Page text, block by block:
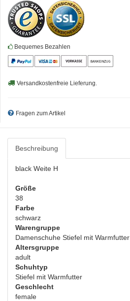
Bequemes Bezahlen
Versandkostenfreie Lieferung.
Fragen zum Artikel
Beschreibung
black Weite H
Größe
38
Farbe
schwarz
Warengruppe
Damenschuhe Stiefel mit Warmfutter
Altersgruppe
adult
Schuhtyp
Stiefel mit Warmfutter
Geschlecht
female